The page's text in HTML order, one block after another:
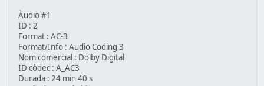
Àudio #1
ID : 2
Format : AC-3
Format/Info : Audio Coding 3
Nom comercial : Dolby Digital
ID còdec : A_AC3
Durada : 24 min 40 s